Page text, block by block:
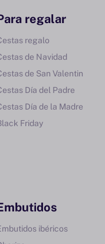
regalar
regalo
de Navidad
de San Valentin
Día del Padre
Día de la Madre
Friday
ibéricos